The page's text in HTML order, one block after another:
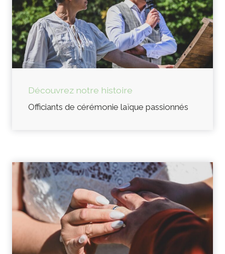
Découvrez notre histoire
Officiants de cérémonie laïque passionnés